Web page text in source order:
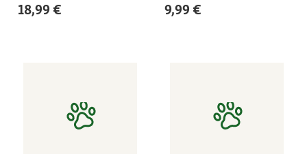
18,99 € 9,99 €